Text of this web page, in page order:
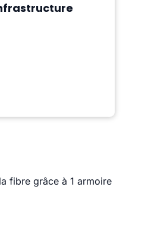
fibre grâce à 1 armoire